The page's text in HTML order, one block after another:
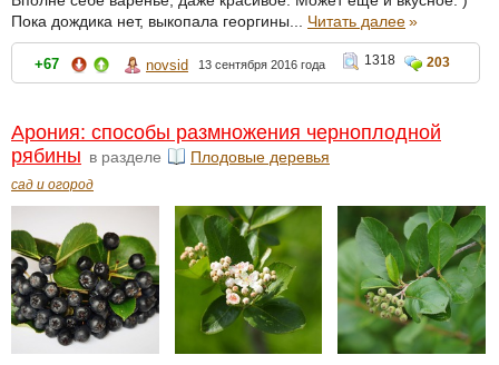
Пока дождика нет, выкопала георгины... Читать далее»
+67 novsid 13 сентября 2016 года 1318 203
Арония: способы размножения черноплодной
рябины в разделе Плодовые деревья
сад и огород